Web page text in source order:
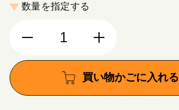
数量を指定する
買い物かごに入れる